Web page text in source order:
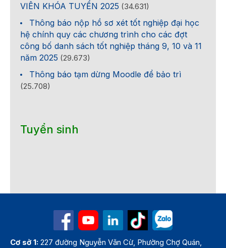
VIÊN KHÓA TUYỂN 2025 (34.631)
Thông báo nộp hồ sơ xét tốt nghiệp đại học
hệ chính quy các chương trình cho các đợt
công bố danh sách tốt nghiệp tháng 9, 10 và 11
năm 2025 (29.673)
Thông báo tạm dừng Moodle để bảo trì
(25.708)
Tuyển sinh
Cơ sở 1: 227 đường Nguyễn Văn Cừ, Phường Chợ Quán,